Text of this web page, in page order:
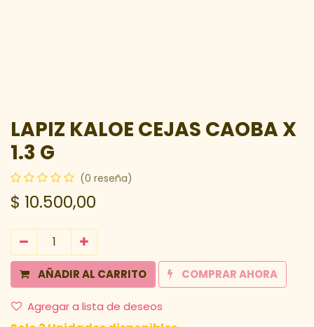
LAPIZ KALOE CEJAS CAOBA X
1.3 G
(0 reseña)
$ 10.500,00
AÑADIR AL CARRITO COMPRAR AHORA
Agregar a lista de deseos